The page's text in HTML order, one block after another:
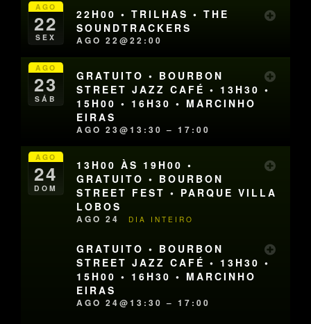
AGO
22
SEX
22H00 • TRILHAS • THE
SOUNDTRACKERS
AGO 22@22:00
AGO
23
SÁB
GRATUITO • BOURBON
STREET JAZZ CAFÉ • 13H30 •
15H00 • 16H30 • MARCINHO
EIRAS
AGO 23@13:30 – 17:00
AGO
24
DOM
13H00 ÀS 19H00 •
GRATUITO • BOURBON
STREET FEST • PARQUE VILLA
LOBOS
AGO 24 DIA INTEIRO
GRATUITO • BOURBON
STREET JAZZ CAFÉ • 13H30 •
15H00 • 16H30 • MARCINHO
EIRAS
AGO 24@13:30 – 17:00